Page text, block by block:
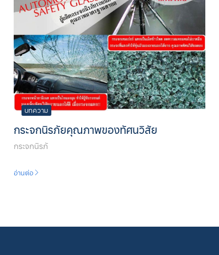
บทความ
กระจกนิรภัยคุณภาพของทัศนวิสัย
กระจกนิรภั
อ่านต่อ